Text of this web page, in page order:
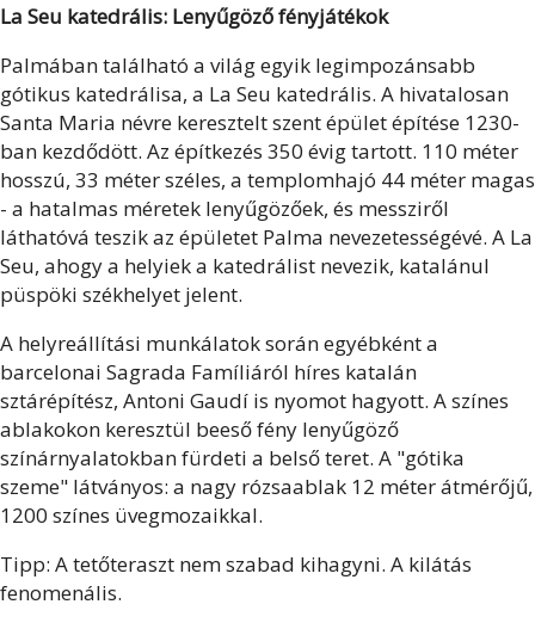
La Seu katedrális: Lenyűgöző fényjátékok
Palmában található a világ egyik legimpozánsabb
gótikus katedrálisa, a La Seu katedrális. A hivatalosan
Santa Maria névre keresztelt szent épület építése 1230-
ban kezdődött. Az építkezés 350 évig tartott. 110 méter
hosszú, 33 méter széles, a templomhajó 44 méter magas
- a hatalmas méretek lenyűgözőek, és messziről
láthatóvá teszik az épületet Palma nevezetességévé. A La
Seu, ahogy a helyiek a katedrálist nevezik, katalánul
püspöki székhelyet jelent.
A helyreállítási munkálatok során egyébként a
barcelonai Sagrada Famíliáról híres katalán
sztárépítész, Antoni Gaudí is nyomot hagyott. A színes
ablakokon keresztül beeső fény lenyűgöző
színárnyalatokban fürdeti a belső teret. A "gótika
szeme" látványos: a nagy rózsaablak 12 méter átmérőjű,
1200 színes üvegmozaikkal.
Tipp: A tetőteraszt nem szabad kihagyni. A kilátás
fenomenális.